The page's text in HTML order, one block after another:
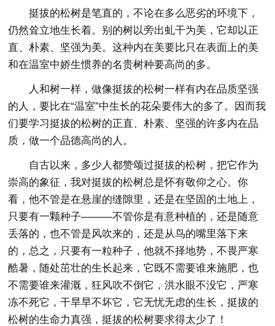
挺拔的松树是笔直的，不论在多么恶劣的环境下，
仍然耸立地生长着。别的树以旁出虬干为美，它却以正
直、朴素、坚强为美。这种内在美要比只在表面上的美
和在温室中娇生惯养的名贵树种要高尚的多。
人和树一样，做像挺拔的松树一样有内在品质坚强
的人，要比在“温室”中生长的花朵要伟大的多了。因而我
们要学习挺拔的松树的正直、朴素、坚强的许多内在品
质，做一个品德高尚的人。
自古以来，多少人都赞颂过挺拔的松树，把它作为
崇高的象征，我对挺拔的松树总是怀有敬仰之心。你
看，他不管是在悬崖的缝隙里，还是在坚固的土地上，
只要有一颗种子———不管你是有意种植的，还是随意
丢落的，也不管是风吹来的，还是从鸟的嘴里落下来
的，总之，只要有一粒种子，他就不择地势，不畏严寒
酷暑，随处茁壮的生长起来，它既不需要谁来施肥，也
不需要谁来灌溉，狂风吹不倒它，洪水眼不没它，严寒
冻不死它，干旱旱不坏它，它无忧无虑的生长，挺拔的
松树的生命力真强，挺拔的松树要求得太少了！